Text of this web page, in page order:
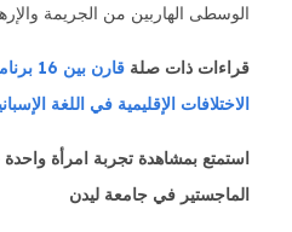
الوسطى الهاربين من الجريمة
قراءات ذات صلة قارن بين 16 برنامج ماجستير فى الترجمة
الاختلافات الإقليمية في اللغة
استمتع بمشاهدة تجربة امرأة
الماجستير في جامعة ليدن